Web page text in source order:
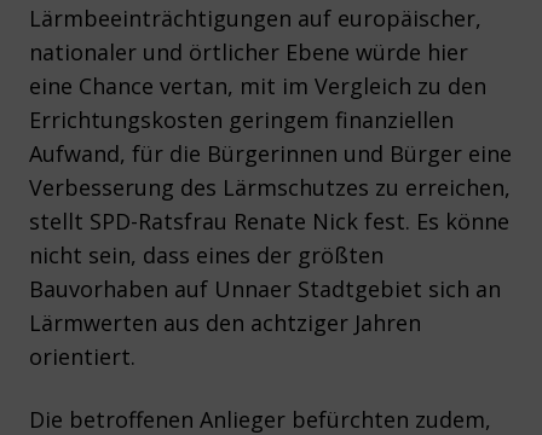
Lärmbeeinträchtigungen auf europäischer,
nationaler und örtlicher Ebene würde hier
eine Chance vertan, mit im Vergleich zu den
Errichtungskosten geringem finanziellen
Aufwand, für die Bürgerinnen und Bürger eine
Verbesserung des Lärmschutzes zu erreichen,
stellt SPD-Ratsfrau Renate Nick fest. Es könne
nicht sein, dass eines der größten
Bauvorhaben auf Unnaer Stadtgebiet sich an
Lärmwerten aus den achtziger Jahren
orientiert.
Die betroffenen Anlieger befürchten zudem,